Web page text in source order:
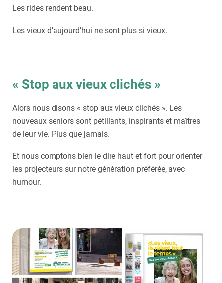
Les rides rendent beau.
Les vieux d’aujourd’hui ne sont plus si vieux.
« Stop aux vieux clichés »
Alors nous disons « stop aux vieux clichés ». Les
nouveaux seniors sont pétillants, inspirants et maîtres
de leur vie. Plus que jamais.
Et nous comptons bien le dire haut et fort pour orienter
les projecteurs sur notre génération préférée, avec
humour.